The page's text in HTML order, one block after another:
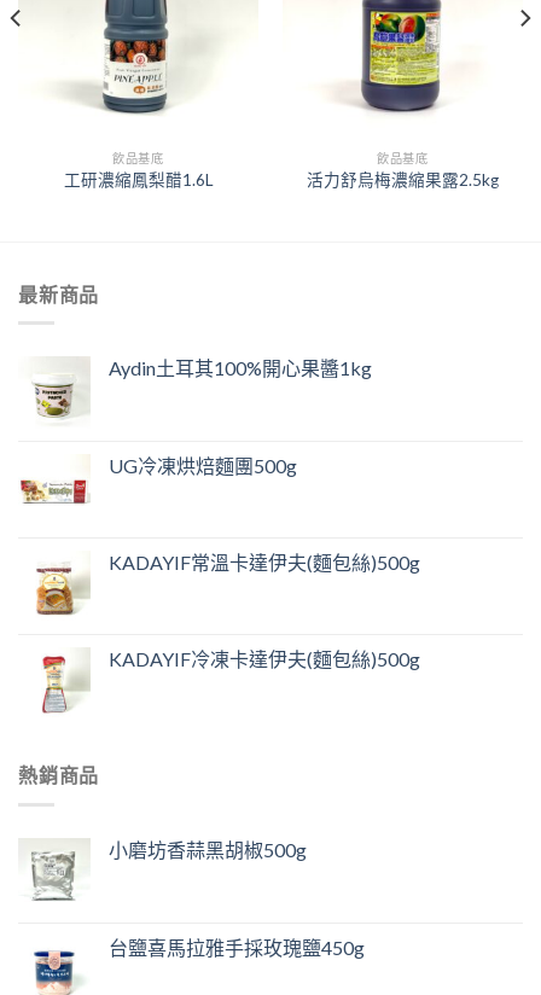
飲品基底
工研濃縮鳳梨醋1.6L
飲品基底
活力舒烏梅濃縮果露2.5kg
最新商品
Aydin土耳其100%開心果醬1kg
UG冷凍烘焙麵團500g
KADAYIF常溫卡達伊夫(麵包絲)500g
KADAYIF冷凍卡達伊夫(麵包絲)500g
熱銷商品
小磨坊香蒜黑胡椒500g
台鹽喜馬拉雅手採玫瑰鹽450g